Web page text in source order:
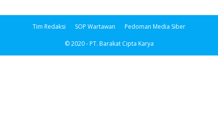
Tim Redaksi SOP Wartawan Pedoman Media Siber
© 2020 - PT. Barakat Cipta Karya